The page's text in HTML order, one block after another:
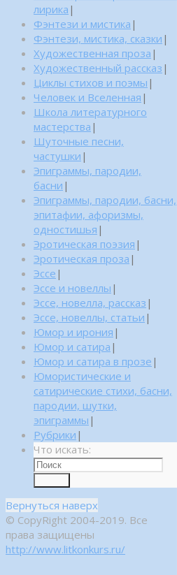
лирика |
Фэнтези и мистика |
Фэнтези, мистика, сказки |
Художественная проза |
Художественный рассказ |
Циклы стихов и поэмы |
Человек и Вселенная |
Школа литературного
мастерства |
Шуточные песни,
частушки |
Эпиграммы, пародии,
басни |
Эпиграммы, пародии, басни,
эпитафии, афоризмы,
одностишья |
Эротическая поэзия |
Эротическая проза |
Эссе |
Эссе и новеллы |
Эссе, новелла, рассказ |
Эссе, новеллы, статьи |
Юмор и ирония |
Юмор и сатира |
Юмор и сатира в прозе |
Юмористические и
сатирические стихи, басни,
пародии, шутки,
эпиграммы |
Рубрики |
Что искать:
Вернуться наверх
© CopyRight 2004-2019. Все
права защищены
http://www.litkonkurs.ru/